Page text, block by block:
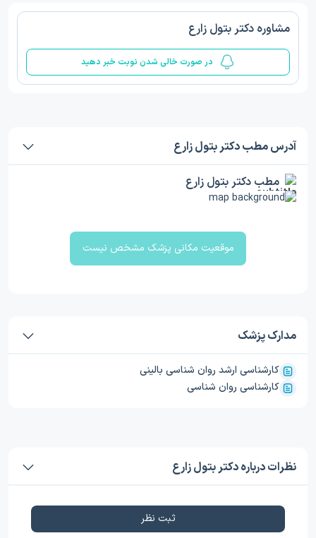
مشاوره دکتر بتول زارع
در صورت خالی شدن نوبت خبر دهید
آدرس مطب دکتر بتول زارع
مطب دکتر بتول زارع
موقعیت مکانی پزشک مشخص نیست
مدارک پزشک
کارشناسی ارشد روان شناسی بالینی
کارشناسی روان شناسی
نظرات درباره دکتر بتول زارع
ثبت نظر